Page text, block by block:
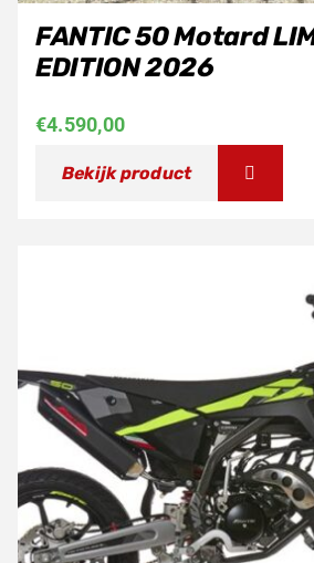
FANTIC 50 Motard
EDITION 2026
€4.590,00
Bekijk product